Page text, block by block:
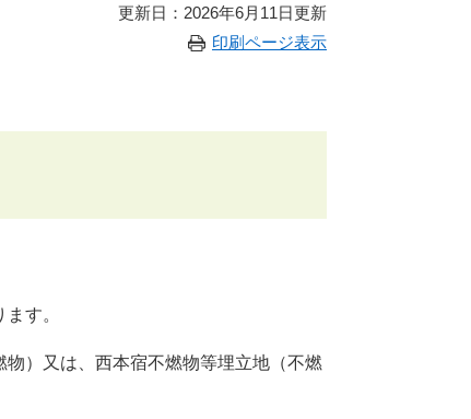
更新日：2026年6月11日更新
印刷ページ表示
す。
）又は、西本宿不燃物等埋立地（不燃